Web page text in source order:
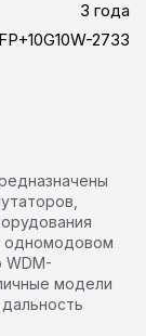
3 года
2733
одномодовом
WDM-
модели